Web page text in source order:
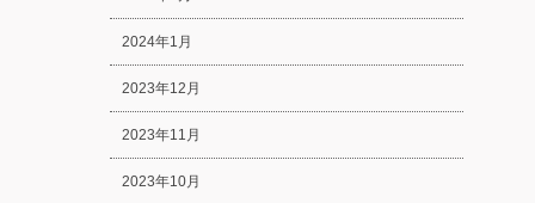
2024年1月
2023年12月
2023年11月
2023年10月